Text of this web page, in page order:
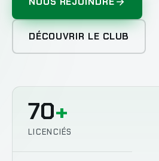
DÉCOUVRIR LE CLUB
70+
LICENCIÉS